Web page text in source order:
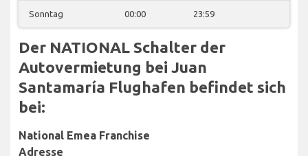
Sonntag 00:00 23:59
Der NATIONAL Schalter der
Autovermietung bei Juan
Santamaría Flughafen befindet sich
bei:
National Emea Franchise
Adresse